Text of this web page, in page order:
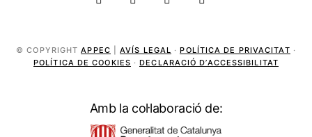
© COPYRIGHTAPPEC |AVÍS LEGAL ·POLÍTICA DE PRIVACITAT ·
POLÍTICA DE COOKIES ·DECLARACIÓ D’ACCESSIBILITAT
Amb la col·laboració de: